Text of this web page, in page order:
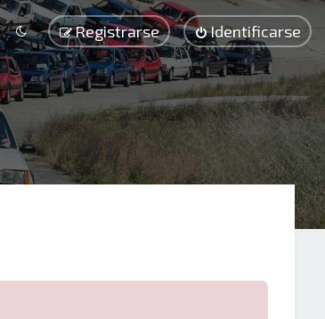
Identificarse
Registrarse